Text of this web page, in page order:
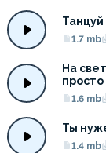
Танцуй
1.7 mb
На
1.6 mb
Ты
1.4 mb